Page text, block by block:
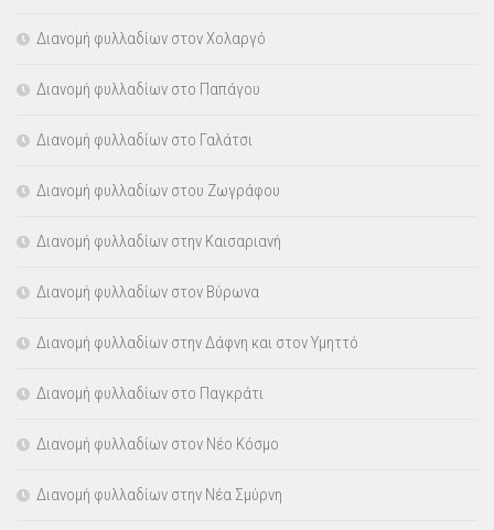
Διανομή φυλλαδίων στον Χολαργό
Διανομή φυλλαδίων στο Παπάγου
Διανομή φυλλαδίων στο Γαλάτσι
Διανομή φυλλαδίων στου Ζωγράφου
Διανομή φυλλαδίων στην Καισαριανή
Διανομή φυλλαδίων στον Βύρωνα
Διανομή φυλλαδίων στην Δάφνη και στον Υμηττό
Διανομή φυλλαδίων στο Παγκράτι
Διανομή φυλλαδίων στον Νέο Κόσμο
Διανομή φυλλαδίων στην Νέα Σμύρνη